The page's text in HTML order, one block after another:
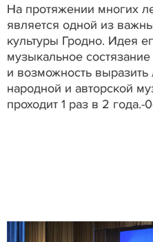
На протяжении многих
является одной из
культуры Гродно. Идея
музыкальное
и возможность
народной и авторской
проходит 1 раз в 2 года.-